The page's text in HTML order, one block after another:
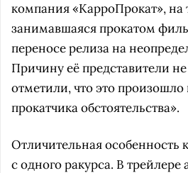
компания «КарроПрокат», на
занимавшаяся прокатом
переносе релиза на
Причину её представители
отметили, что это
прокатчика обстоятельства».
Отличительная особенность
с одного ракурса. В трейлере